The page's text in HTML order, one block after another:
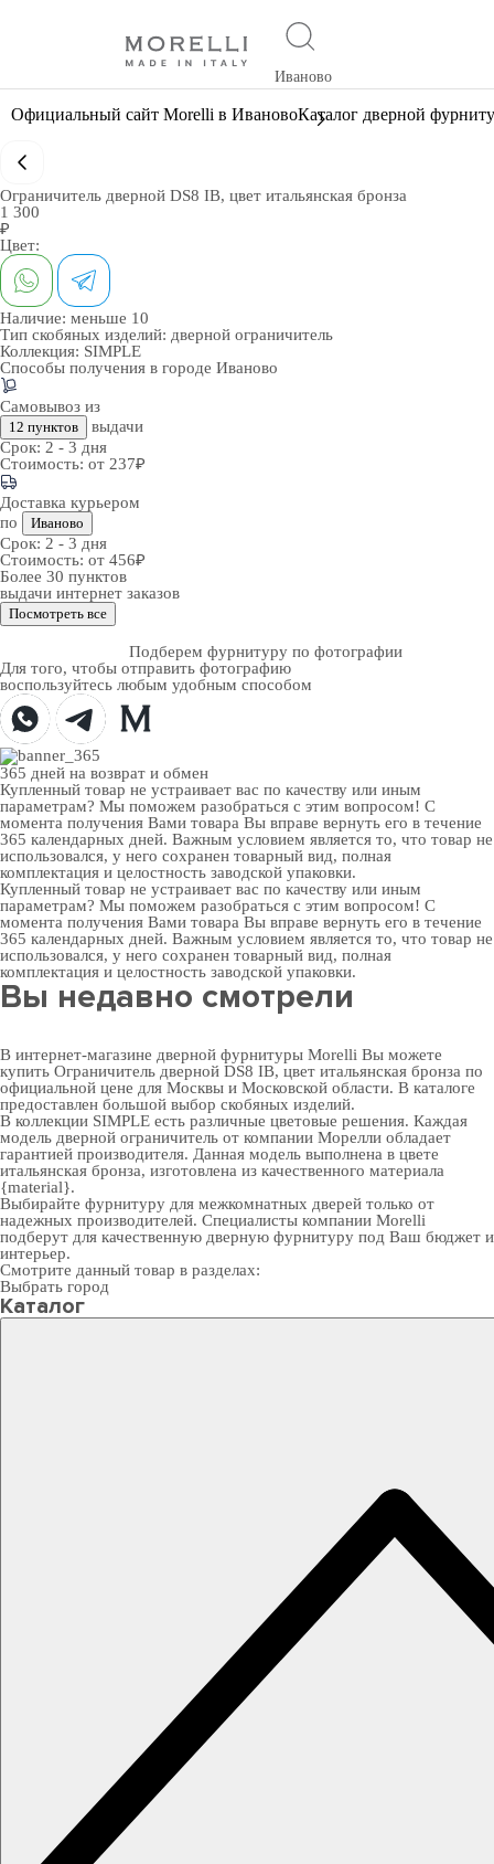
Иваново
Официальный сайт Morelli в ИвановоКаталог дверной
Ограничитель дверной DS8 IB, цвет итальянская бронза
1 300
₽
Цвет:
Наличие: меньше 10
Тип скобяных изделий: дверной ограничитель
Коллекция: SIMPLE
Способы получения в городе Иваново
Самовывоз из
12 пунктов
выдачи
Срок: 2 - 3 дня
Стоимость: от 237₽
Доставка курьером
по
Иваново
Срок: 2 - 3 дня
Стоимость: от 456₽
Более 30 пунктов
выдачи интернет заказов
Посмотреть все
Подберем фурнитуру по фотографии
Для того, чтобы отправить фотографию
воспользуйтесь любым удобным способом
365 дней на возврат и обмен
Купленный товар не устраивает вас по качеству или иным
параметрам? Мы поможем разобраться с этим вопросом! С
момента получения Вами товара Вы вправе вернуть его в течение
365 календарных дней. Важным условием является то, что товар не
использовался, у него сохранен товарный вид, полная
комплектация и целостность заводской упаковки.
Купленный товар не устраивает вас по качеству или иным
параметрам? Мы поможем разобраться с этим вопросом! С
момента получения Вами товара Вы вправе вернуть его в течение
365 календарных дней. Важным условием является то, что товар не
использовался, у него сохранен товарный вид, полная
комплектация и целостность заводской упаковки.
Вы недавно смотрели
В интернет-магазине дверной фурнитуры Morelli Вы можете
купить Ограничитель дверной DS8 IB, цвет итальянская бронза по
официальной цене для Москвы и Московской области. В каталоге
предоставлен большой выбор скобяных изделий.
В коллекции SIMPLE есть различные цветовые решения. Каждая
модель дверной ограничитель от компании Морелли обладает
гарантией производителя. Данная модель выполнена в цвете
итальянская бронза, изготовлена из качественного материала
{material}.
Выбирайте фурнитуру для межкомнатных дверей только от
надежных производителей. Специалисты компании Morelli
подберут для качественную дверную фурнитуру под Ваш бюджет и
интерьер.
Смотрите данный товар в разделах:
Выбрать город
Каталог